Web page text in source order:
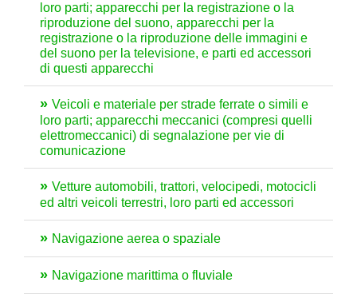
loro parti; apparecchi per la registrazione o la
riproduzione del suono, apparecchi per la
registrazione o la riproduzione delle immagini e
del suono per la televisione, e parti ed accessori
di questi apparecchi
Veicoli e materiale per strade ferrate o simili e
loro parti; apparecchi meccanici (compresi quelli
elettromeccanici) di segnalazione per vie di
comunicazione
Vetture automobili, trattori, velocipedi, motocicli
ed altri veicoli terrestri, loro parti ed accessori
Navigazione aerea o spaziale
Navigazione marittima o fluviale